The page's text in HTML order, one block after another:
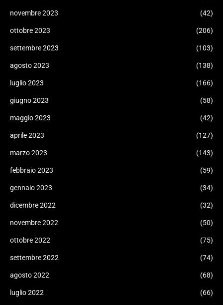
novembre 2023 (42)
ottobre 2023 (206)
settembre 2023 (103)
agosto 2023 (138)
luglio 2023 (166)
giugno 2023 (58)
maggio 2023 (42)
aprile 2023 (127)
marzo 2023 (143)
febbraio 2023 (59)
gennaio 2023 (34)
dicembre 2022 (32)
novembre 2022 (50)
ottobre 2022 (75)
settembre 2022 (74)
agosto 2022 (68)
luglio 2022 (66)